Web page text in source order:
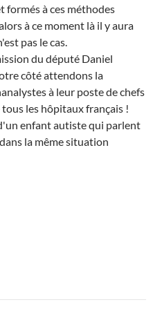
formés à ces méthodes
à ce moment là il y aura
pas le cas.
du député Daniel
côté attendons la
à leur poste de chefs
les hôpitaux français !
enfant autiste qui parlent
la même situation